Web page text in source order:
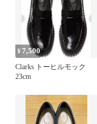
¥ 7,500
Clarks トーヒルモック
23cm